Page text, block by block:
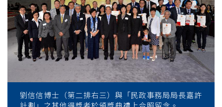
博
士
獲
頒
劉信信博士（第二排右三）與「民政事務局局長嘉許